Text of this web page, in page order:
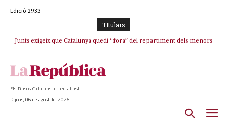
Edició 2933
TItulars
Junts exigeix que Catalunya quedi “fora” del repartiment dels menors
Els Països Catalans al teu abast
Dijous, 06 de agost del 2026